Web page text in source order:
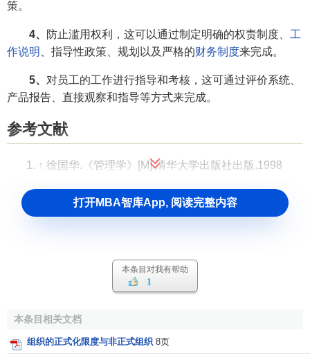
策。
4、 防止滥用权利，这可以通过制定明确的权责制度、 工
作说明
、指导性政策、规划以及严格的财务制度来完成。
5、 对员工的工作进行指导和考核，这可通过评价系统、
产品报告、直接观察和指导等方式来完成。
参考文献
↑ 徐国华.《管理学》[M].清华大学出版社出版,1998
打开MBA智库App, 阅读完整内容
本条目对我有帮助
1
本条目相关文档
组织的正式化限度与非正式组织 8页